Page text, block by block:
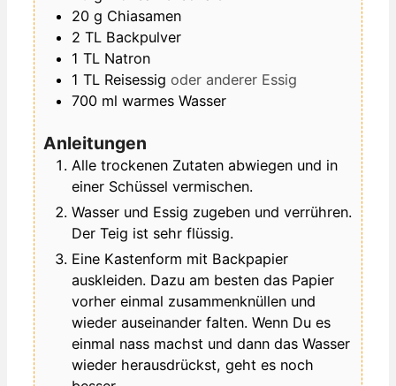
20 g Chiasamen
2 TL Backpulver
1 TL Natron
1 TL Reisessig oder anderer Essig
700 ml warmes Wasser
Anleitungen
Alle trockenen Zutaten abwiegen und in
einer Schüssel vermischen.
Wasser und Essig zugeben und verrühren.
Der Teig ist sehr flüssig.
Eine Kastenform mit Backpapier
auskleiden. Dazu am besten das Papier
vorher einmal zusammenknüllen und
wieder auseinander falten. Wenn Du es
einmal nass machst und dann das Wasser
wieder herausdrückst, geht es noch